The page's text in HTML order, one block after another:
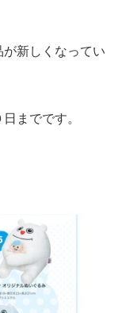
新しくなってい
までです。